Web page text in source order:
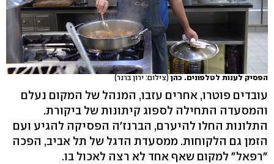
הפסיק לענות לטלפונים. כהן (צילום: ירון ברנר)
עובדים פוטרו, אחרים עזבו, המנהל של המקום נעלם
והמסעדה התחילה לספוג קיתונות של ביקורת.
התלונות החלו להיערם, הברנז'ה הפסיקה להגיע ועם
הזמן גם הלקוחות. ממסעדת הדגל של תל אביב, הפכה
"רפאל" למקום שאף אחד לא רצה לאכול בו.